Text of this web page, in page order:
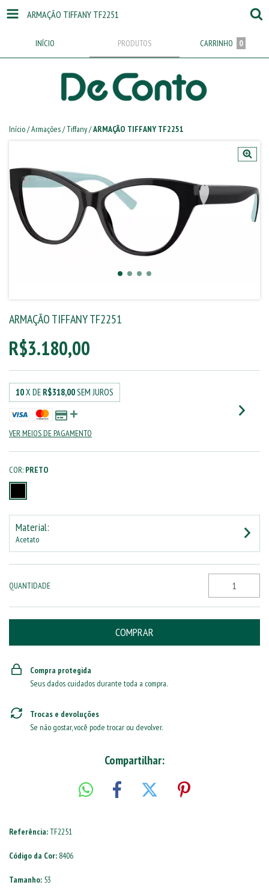
ARMAÇÃO TIFFANY TF2251
INÍCIO PRODUTOS CARRINHO 0
Início/Armações/Tiffany/ARMAÇÃO TIFFANY TF2251
ARMAÇÃO TIFFANY TF2251
R$3.180,00
10X DE R$318,00SEM JUROS
VER MEIOS DE PAGAMENTO
COR: PRETO
Material:
Acetato
QUANTIDADE
Compra protegida
Seus dados cuidados durante toda a compra.
Trocas e devoluções
Se não gostar, você pode trocar ou devolver.
Compartilhar:
Referência:TF2251
Código da Cor: 8406
Tamanho: 53